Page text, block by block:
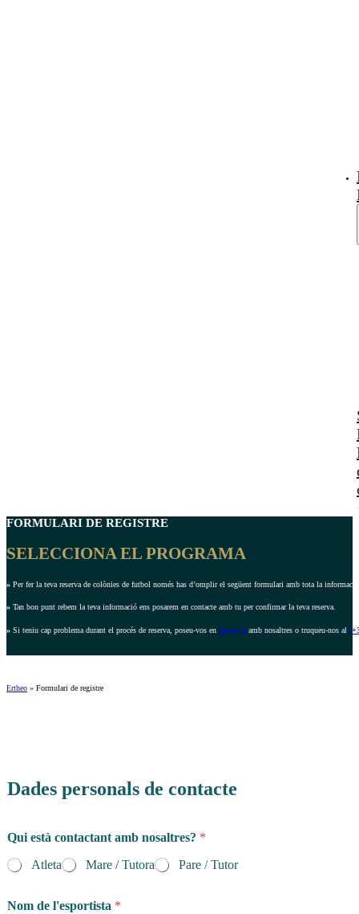
FORMULARI DE REGISTRE
SELECCIONA EL PROGRAMA
» Per fer la teva reserva de colònies de futbol només has d’omplir el següent formulari amb tota la
» Tan bon punt rebem la teva informació ens posarem en contacte amb tu per confirmar la teva reserva.
» Si teniu cap problema durant el procés de reserva, poseu-vos en contacte amb nosaltres o truqueu-nos al
Ertheo » Formulari de registre
Dades personals de contacte
Qui està contactant amb nosaltres? *
Atleta
Mare / Tutora Pare / Tutor
Nom de l'esportista *